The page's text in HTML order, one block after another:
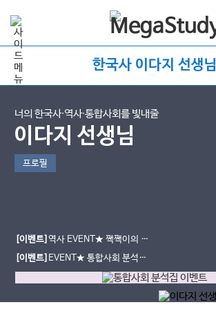
한국사 이다지 선생님
너의 한국사∙역사∙통합사회를 빛내줄
이다지 선생님
프로필
[이벤트]역사 EVENT★ 짹짹이의 고
민 남기면, 시원한 여름 간식 선물!
[이벤트] EVENT★ 통합사회 분석집
도 받고, 간식도 먹자!